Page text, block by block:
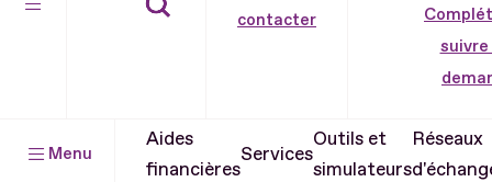
contacter
suivre
Menu
Aides
financières
Services
Outils et
simulateurs
Réseaux